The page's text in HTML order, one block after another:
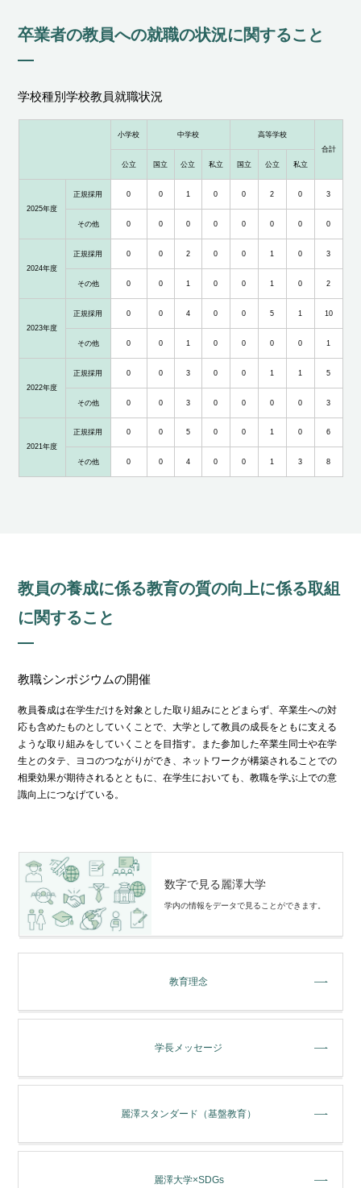
卒業者の教員への就職の状況に関すること
学校種別学校教員就職状況
小学校 中学校
高等学校
合計
公立
国立 公立 私立 国立 公立 私立
2025年度
正規採用 0 0 1 0 0 2 0 3
その他 0 0 0 0 0 0 0 0
2024年度
正規採用 0 0 2 0 0 1 0 3
その他 0 0 1 0 0 1 0 2
2023年度
正規採用 0 0 4 0 0 5 1 10
その他 0 0 1 0 0 0 0 1
2022年度
正規採用 0 0 3 0 0 1 1 5
その他 0 0 3 0 0 0 0 3
2021年度
正規採用 0 0 5 0 0 1 0 6
その他 0 0 4 0 0 1 3 8
教員の養成に係る教育の質の向上に係る取組
に関すること
教職シンポジウムの開催
教員養成は在学⽣だけを対象とした取り組みにとどまらず、卒業⽣への対
応も含めたものとしていくことで、⼤学として教員の成⻑をともに⽀える
ような取り組みをしていくことを⽬指す。また参加した卒業⽣同⼠や在学
⽣とのタテ、ヨコのつながりができ、ネットワークが構築されることでの
相乗効果が期待されるとともに、在学⽣においても、教職を学ぶ上での意
識向上につなげている。
数字で見る麗澤大学
学内の情報をデータで⾒ることができます。
教育理念
学長メッセージ
麗澤スタンダード（基盤教育）
麗澤大学×SDGs